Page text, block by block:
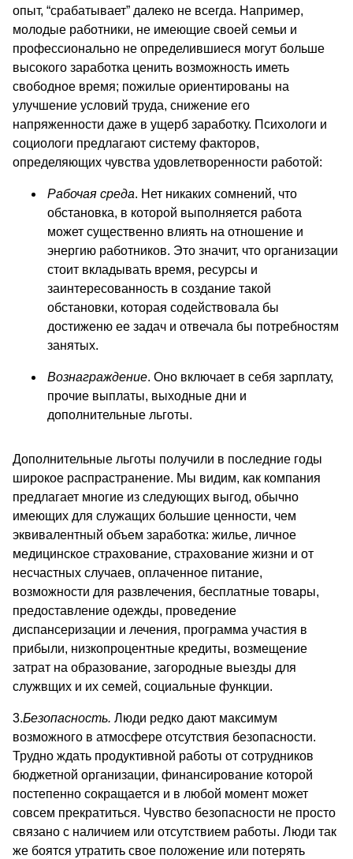
опыт, “срабатывает” далеко не всегда. Например,
молодые работники, не имеющие своей семьи и
профессионально не определившиеся могут больше
высокого заработка ценить возможность иметь
свободное время; пожилые ориентированы на
улучшение условий труда, снижение его
напряженности даже в ущерб заработку. Психологи и
социологи предлагают систему факторов,
определяющих чувства удовлетворенности работой:
Рабочая среда. Нет никаких сомнений, что
обстановка, в которой выполняется работа
может существенно влиять на отношение и
энергию работников. Это значит, что организации
стоит вкладывать время, ресурсы и
заинтересованность в создание такой
обстановки, которая содействовала бы
достиженю ее задач и отвечала бы потребностям
занятых.
Вознаграждение. Оно включает в себя зарплату,
прочие выплаты, выходные дни и
дополнительные льготы.
Дополнительные льготы получили в последние годы
широкое распрастранение. Мы видим, как компания
предлагает многие из следующих выгод, обычно
имеющих для служащих большие ценности, чем
эквивалентный объем заработка: жилье, личное
медицинское страхование, страхование жизни и от
несчастных случаев, оплаченное питание,
возможности для развлечения, бесплатные товары,
предоставление одежды, проведение
диспансеризации и лечения, программа участия в
прибыли, низкопроцентные кредиты, возмещение
затрат на образование, загородные выезды для
служвщих и их семей, социальные функции.
3.Безопасность. Люди редко дают максимум
возможного в атмосфере отсутствия безопасности.
Трудно ждать продуктивной работы от сотрудников
бюджетной организации, финансирование которой
постепенно сокращается и в любой момент может
совсем прекратиться. Чувство безопасности не просто
связано с наличием или отсутствием работы. Люди так
же боятся утратить свое положение или потерять